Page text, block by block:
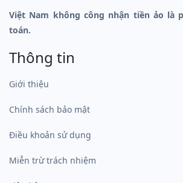
Việt Nam không công nhận tiền ảo là
toán.
Thông tin
Giới thiệu
Chính sách bảo mật
Điều khoản sử dụng
Miễn trừ trách nhiệm